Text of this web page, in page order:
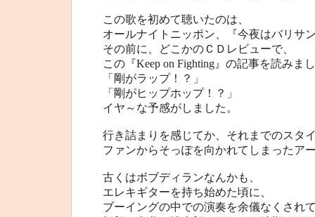
この歌を初めて聴いたのは、
オールナイトニッポン、『今夜はバリサ
その前に、どこかのＣＤレビューで、
この『Keep on Fighting』の記事を読みま
「剛がラップ！？」
「剛がヒップホップ！？」
イヤ～な予感がしました。
行き詰まりを感じてか、それまでのスタ
ファンからそっぽを向かれてしまったア
古くはボブディランなんかも、
エレキギターを持ち始めた頃に、
ブーイングの中での演奏を余儀なくされ